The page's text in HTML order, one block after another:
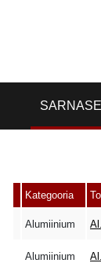
Kategooria
Alumiinium
Alumiinium